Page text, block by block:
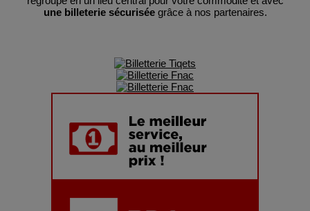
une billeterie sécuriséegrâce à nos partenaires.